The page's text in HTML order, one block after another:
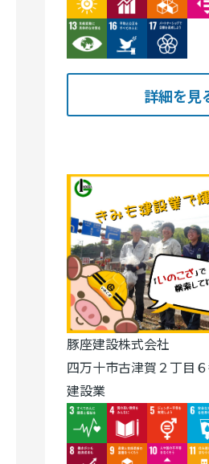
Image Image Image
詳細を見
豚座建設株式会社
四万十市古津賀２丁目
建設業
Image
Image Image
Image Image Image